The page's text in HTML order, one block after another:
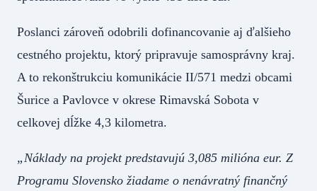
Poslanci zároveň odobrili dofinancovanie aj ďalšieho
cestného projektu, ktorý pripravuje samosprávny kraj.
A to rekonštrukciu komunikácie II/571 medzi obcami
Šurice a Pavlovce v okrese Rimavská Sobota v
celkovej dĺžke 4,3 kilometra.
„Náklady na projekt predstavujú 3,085 milióna eur. Z
Programu Slovensko žiadame o nenávratný finančný